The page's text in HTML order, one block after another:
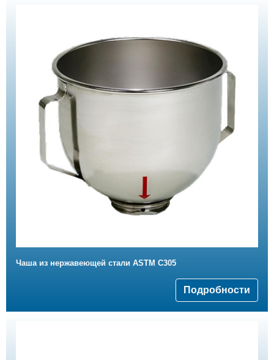
Чаша из нержавеющей стали ASTM C305
Подробности